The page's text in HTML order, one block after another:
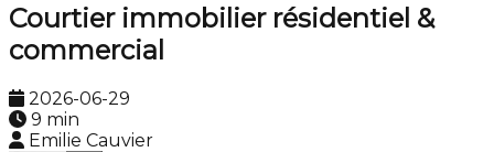
Courtier immobilier résidentiel &
commercial
2026-06-29
9 min
Emilie Cauvier